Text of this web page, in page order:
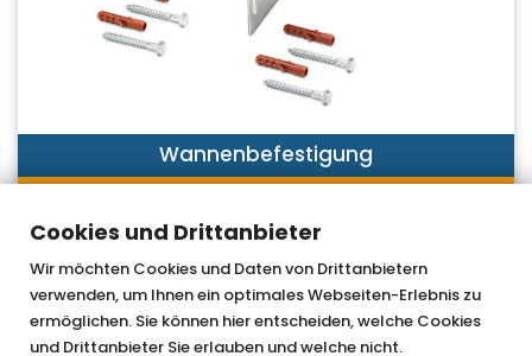
Cookies und Drittanbieter
Wir möchten Cookies und Daten von Drittanbietern
verwenden, um Ihnen ein optimales Webseiten-Erlebnis zu
ermöglichen. Sie können hier entscheiden, welche Cookies
und Drittanbieter Sie erlauben und welche nicht.
Wannenbefestigung
OTTOFOND GmbH & Co. KG